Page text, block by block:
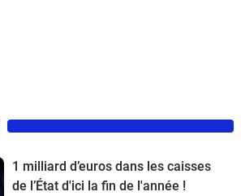
1 milliard d’euros dans les caisses
de l’État d'ici la fin de l'année !